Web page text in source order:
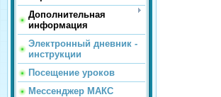
Дополнительная
информация
Электронный дневник -
инструкции
Посещение уроков
Мессенджер МАКС